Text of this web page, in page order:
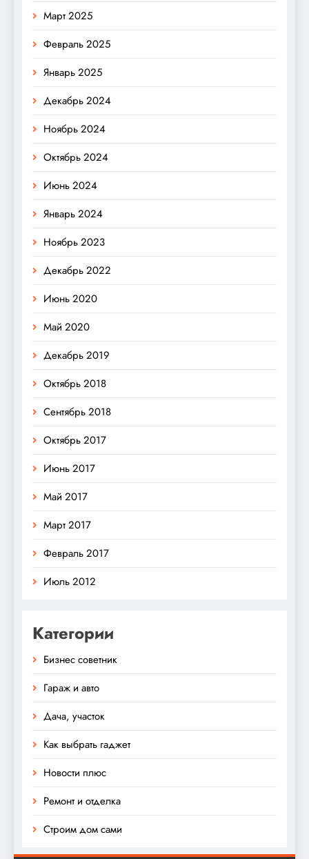
Март 2025
Февраль 2025
Январь 2025
Декабрь 2024
Ноябрь 2024
Октябрь 2024
Июнь 2024
Январь 2024
Ноябрь 2023
Декабрь 2022
Июнь 2020
Май 2020
Декабрь 2019
Октябрь 2018
Сентябрь 2018
Октябрь 2017
Июнь 2017
Май 2017
Март 2017
Февраль 2017
Июль 2012
Категории
Бизнес советник
Гараж и авто
Дача, участок
Как выбрать гаджет
Новости плюс
Ремонт и отделка
Строим дом сами